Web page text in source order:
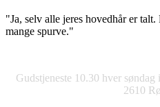
"Ja, selv alle jeres hovedhår er
mange spurve."
Gudstjeneste 10.30 hver
2610